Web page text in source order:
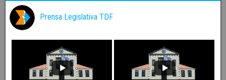
Prensa Legislativa TDF